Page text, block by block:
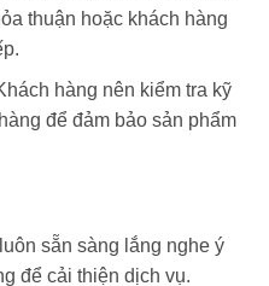
thuận hoặc khách hàng
hàng nên kiểm tra kỹ
để đảm bảo sản phẩm
sẵn sàng lắng nghe ý
để cải thiện dịch vụ.